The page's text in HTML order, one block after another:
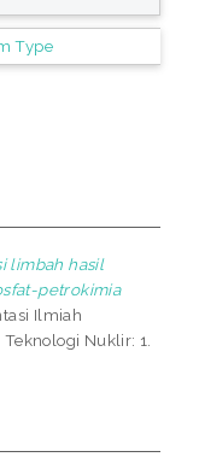
Type
limbah hasil
petrokimia
Ilmiah
Nuklir: 1.